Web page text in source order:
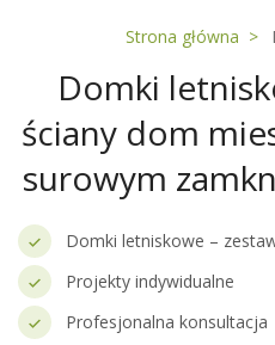
Strona główna
Domki
ściany dom
surowym
Domki letniskowe –
Projekty indywidualne
Profesjonalna konsultacja